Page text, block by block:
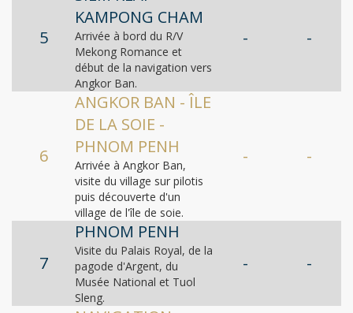
5
KAMPONG CHAM
Arrivée à bord du R/V
Mekong Romance et
début de la navigation vers
Angkor Ban.
- -
6
ANGKOR BAN - ÎLE
DE LA SOIE -
PHNOM PENH
Arrivée à Angkor Ban,
visite du village sur pilotis
puis découverte d'un
village de l'île de soie.
- -
7
PHNOM PENH
Visite du Palais Royal, de la
pagode d'Argent, du
Musée National et Tuol
Sleng.
- -